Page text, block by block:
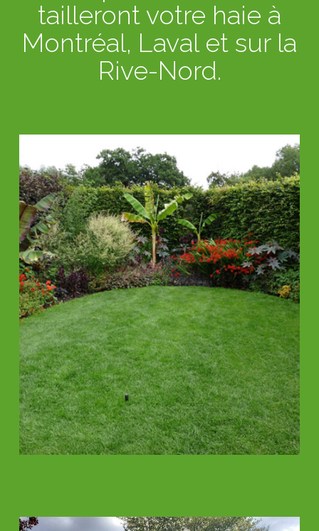
tailleront votre haie à
Montréal, Laval et sur la
Rive-Nord.